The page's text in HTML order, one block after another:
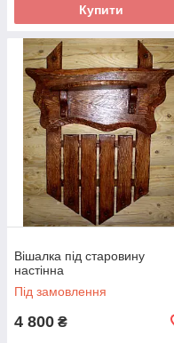
Купити
Вішалка під старовину
настінна
Під замовлення
4 800 ₴